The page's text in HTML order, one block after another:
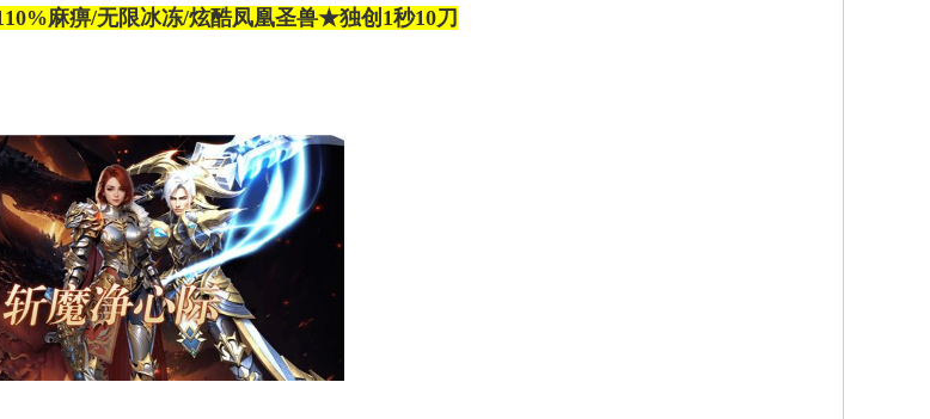
麻痹/无限冰冻/炫酷凤凰圣兽★独创1秒10刀